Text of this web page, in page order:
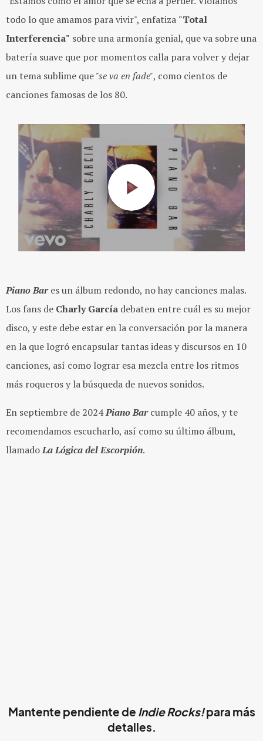
todo lo que amamos para vivir", enfatiza "Total
Interferencia" sobre una armonía genial, que va sobre una
batería suave que por momentos calla para volver y dejar
un tema sublime que"se va en fade", como cientos de
canciones famosas de los 80.
Piano Bares un álbum redondo, no hay canciones malas.
Los fans de Charly García debaten entre cuál es su mejor
disco, y este debe estar en la conversación por la manera
en la que logró encapsular tantas ideas y discursos en 10
canciones, así como lograr esa mezcla entre los ritmos
más roqueros y la búsqueda de nuevos sonidos.
En septiembre de 2024Piano Barcumple 40 años, y te
recomendamos escucharlo, así como su último álbum,
llamadoLa Lógica del Escorpión.
Mantente pendiente de Indie Rocks!para más
detalles.